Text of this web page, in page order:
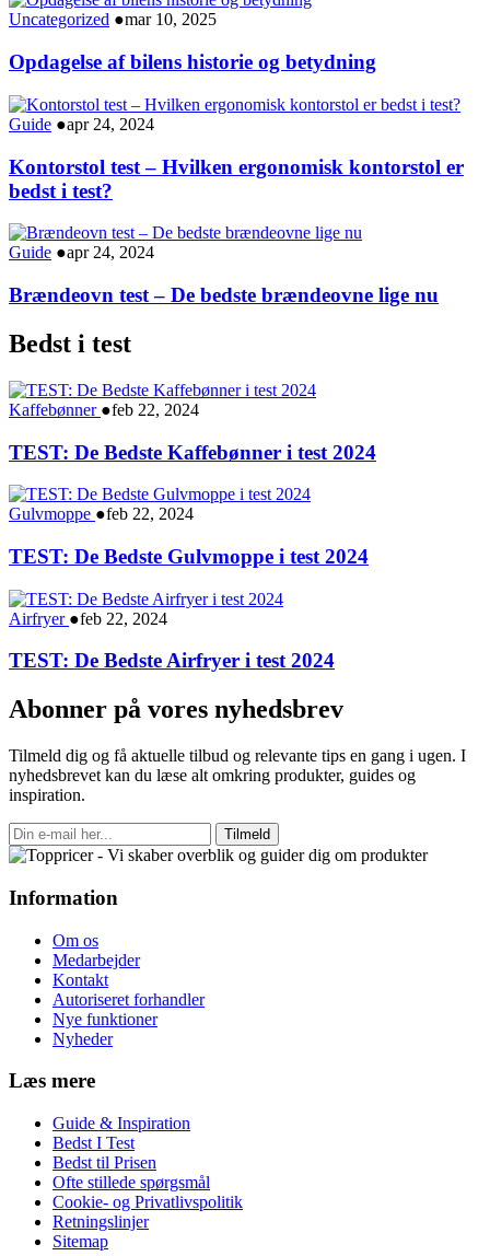
Uncategorized ●mar 10, 2025
Opdagelse af bilens historie og betydning
Guide ●apr 24, 2024
Kontorstol test – Hvilken ergonomisk kontorstol er
bedst i test?
Guide ●apr 24, 2024
Brændeovn test – De bedste brændeovne lige nu
Bedst i test
Kaffebønner ●feb 22, 2024
TEST: De Bedste Kaffebønner i test 2024
Gulvmoppe ●feb 22, 2024
TEST: De Bedste Gulvmoppe i test 2024
Airfryer ●feb 22, 2024
TEST: De Bedste Airfryer i test 2024
Abonner på vores nyhedsbrev
Tilmeld dig og få aktuelle tilbud og relevante tips en gang i ugen. I
nyhedsbrevet kan du læse alt omkring produkter, guides og
inspiration.
Tilmeld
Information
Om os
Medarbejder
Kontakt
Autoriseret forhandler
Nye funktioner
Nyheder
Læs mere
Guide & Inspiration
Bedst I Test
Bedst til Prisen
Ofte stillede spørgsmål
Cookie- og Privatlivspolitik
Retningslinjer
Sitemap